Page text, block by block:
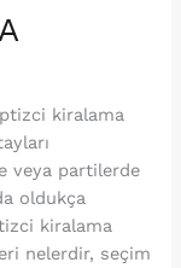
kiralama
veya partilerde
oldukça
kiralama
nelerdir, seçim